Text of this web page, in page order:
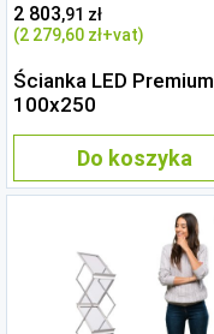
2 803,91 zł
(2 279,60 zł+vat)
Ścianka LED Premium
100x250
Do koszyka